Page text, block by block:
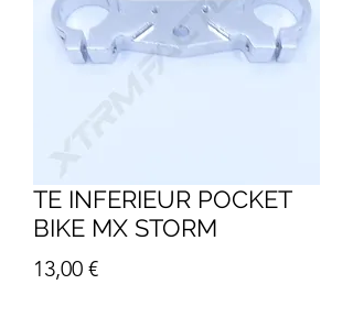
TE INFERIEUR POCKET
BIKE MX STORM
13,00 €Prix